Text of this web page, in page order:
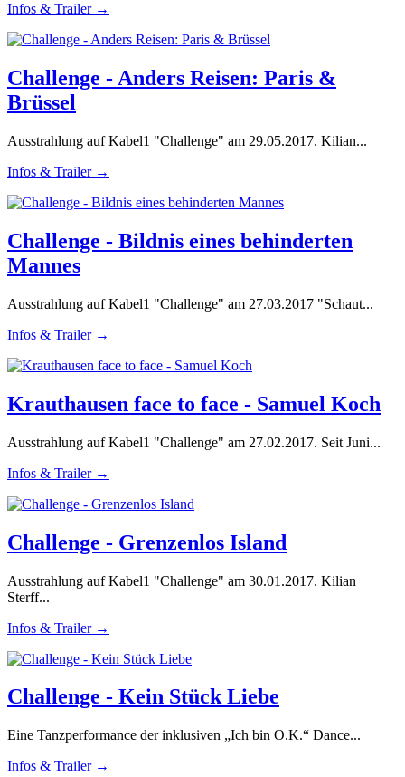
Infos & Trailer →
Challenge - Anders Reisen: Paris &
Brüssel
Ausstrahlung auf Kabel1 "Challenge" am 29.05.2017. Kilian...
Infos & Trailer →
Challenge - Bildnis eines behinderten
Mannes
Ausstrahlung auf Kabel1 "Challenge" am 27.03.2017 "Schaut...
Infos & Trailer →
Krauthausen face to face - Samuel Koch
Ausstrahlung auf Kabel1 "Challenge" am 27.02.2017. Seit Juni...
Infos & Trailer →
Challenge - Grenzenlos Island
Ausstrahlung auf Kabel1 "Challenge" am 30.01.2017. Kilian
Sterff...
Infos & Trailer →
Challenge - Kein Stück Liebe
Eine Tanzperformance der inklusiven „Ich bin O.K.“ Dance...
Infos & Trailer →